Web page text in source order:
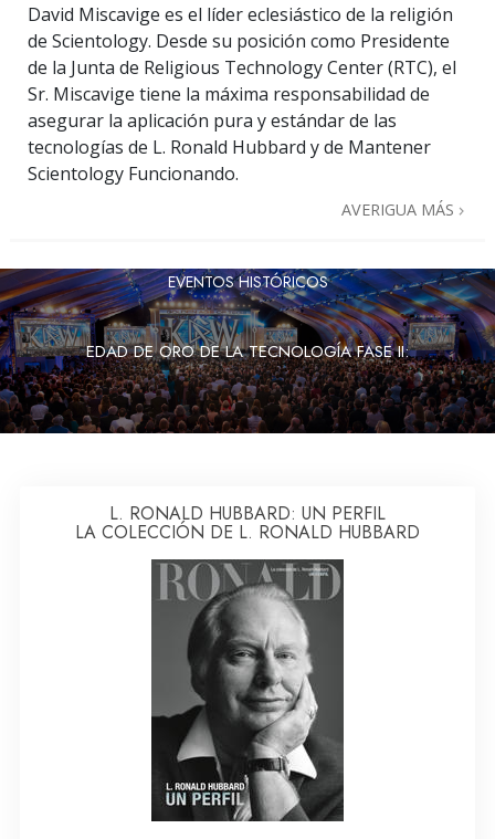
David Miscavige es el líder eclesiástico de la religión
de Scientology. Desde su posición como Presidente
de la Junta de Religious Technology Center (RTC), el
Sr. Miscavige tiene la máxima responsabilidad de
asegurar la aplicación pura y estándar de las
tecnologías de L. Ronald Hubbard y de Mantener
Scientology Funcionando.
AVERIGUA MÁS
EVENTOS HISTÓRICOS
EDAD DE ORO DE LA TECNOLOGÍA FASE II:
L. RONALD HUBBARD: UN PERFIL
LA COLECCIÓN DE L. RONALD HUBBARD